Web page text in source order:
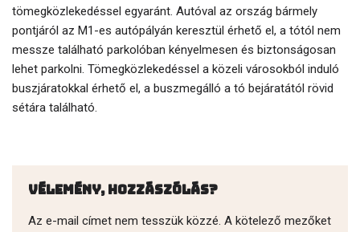
tömegközlekedéssel egyaránt. Autóval az ország bármely
pontjáról az M1-es autópályán keresztül érhető el, a tótól nem
messze található parkolóban kényelmesen és biztonságosan
lehet parkolni. Tömegközlekedéssel a közeli városokból induló
buszjáratokkal érhető el, a buszmegálló a tó bejáratától rövid
sétára található.
Vélemény, hozzászólás?
Az e-mail címet nem tesszük közzé. A kötelező mezőket